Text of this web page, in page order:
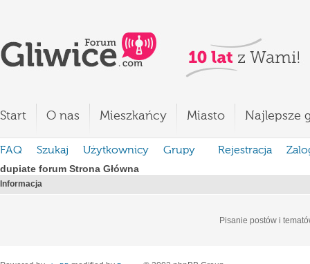
Start O nas Mieszkańcy Miasto Najlepsze
FAQ Szukaj Użytkownicy Grupy Rejestracja
dupiate forum Strona Główna
Informacja
Pisanie postów i